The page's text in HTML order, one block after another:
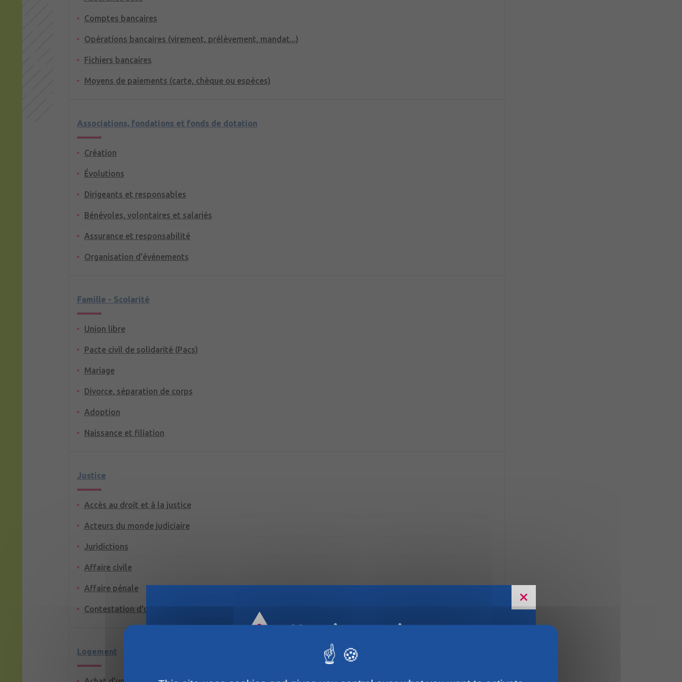
Comptes bancaires
Opérations bancaires (virement, prélèvement, mandat...)
Fichiers bancaires
Moyens de paiements (carte, chèque ou espèces)
Associations, fondations et fonds de dotation
Création
Évolutions
Dirigeants et responsables
Bénévoles, volontaires et salariés
Assurance et responsabilité
Organisation d'événements
Famille - Scolarité
Union libre
Pacte civil de solidarité (Pacs)
Mariage
Divorce, séparation de corps
Adoption
Naissance et filiation
Justice
Accès au droit et à la justice
Acteurs du monde judiciaire
Juridictions
Affaire civile
Affaire pénale
Contestation d'un jugement
Logement
Horaires estivaux